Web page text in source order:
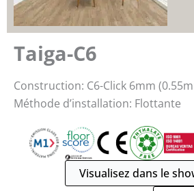
Taiga-C6
Construction: C6-Click 6mm
Méthode d’installation: Flottante
Visualisez dans le